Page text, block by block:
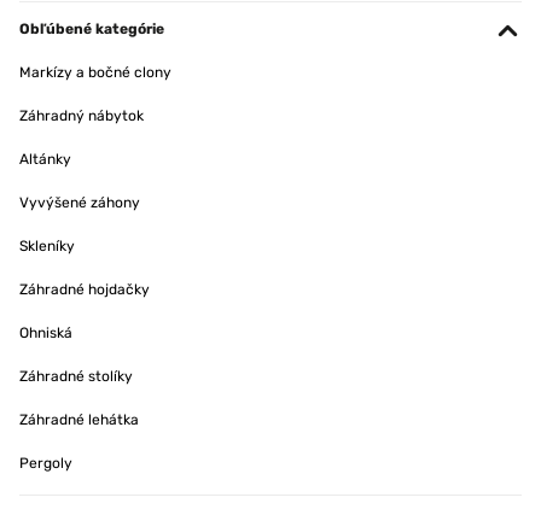
Obľúbené kategórie
Markízy a bočné clony
Záhradný nábytok
Altánky
Vyvýšené záhony
Skleníky
Záhradné hojdačky
Ohniská
Záhradné stolíky
Záhradné lehátka
Pergoly